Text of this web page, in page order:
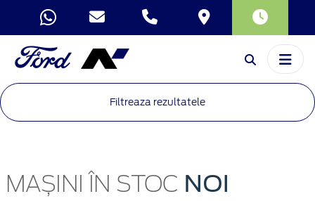
Filtreaza rezultatele
MAȘINI ÎN STOC NOI